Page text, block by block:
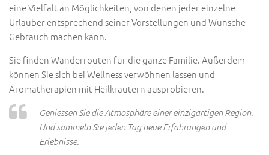
eine Vielfalt an Möglichkeiten, von denen jeder einzelne
Urlauber entsprechend seiner Vorstellungen und Wünsche
Gebrauch machen kann.
Sie finden Wanderrouten für die ganze Familie. Außerdem
können Sie sich bei Wellness verwöhnen lassen und
Aromatherapien mit Heilkräutern ausprobieren.
Geniessen Sie die Atmosphäre einer einzigartigen Region.
Und sammeln Sie jeden Tag neue Erfahrungen und
Erlebnisse.